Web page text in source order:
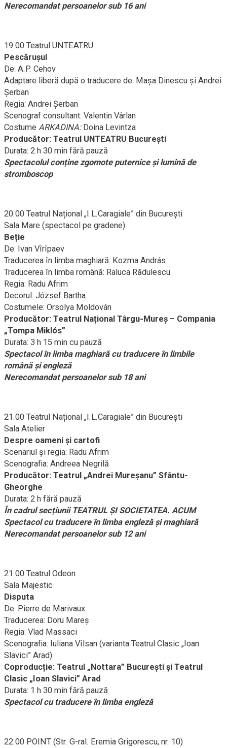
Nerecomandat persoanelor sub 16 ani
19.00 Teatrul UNTEATRU
Pescărușul
De: A.P. Cehov
Adaptare liberă după o traducere de: Mașa Dinescu și Andrei
Șerban
Regia: Andrei Șerban
Scenograf consultant: Valentin Vârlan
Costume ARKADINA:Doina Levintza
Producător: Teatrul UNTEATRU București
Durata: 2 h 30 min fără pauză
Spectacolul conține zgomote puternice și lumină de
stromboscop
20.00 Teatrul Național „I.L.Caragiale” din București
Sala Mare (spectacol pe gradene)
Beție
De: Ivan Vîrîpaev
Traducerea în limba maghiară: Kozma András
Traducerea în limba română: Raluca Rădulescu
Regia: Radu Afrim
Decorul: József Bartha
Costumele: Orsolya Moldován
Producător: Teatrul Național Târgu-Mureș – Compania
„Tompa Miklós”
Durata: 3 h 15 min cu pauză
Spectacol în limba maghiară cu traducere în limbile
română și engleză
Nerecomandat persoanelor sub 18 ani
21.00 Teatrul Național „I.L.Caragiale” din București
Sala Atelier
Despre oameni și cartofi
Scenariul și regia: Radu Afrim
Scenografia: Andreea Negrilă
Producător: Teatrul „Andrei Mureșanu” Sfântu-
Gheorghe
Durata: 2 h fără pauză
În cadrul secțiunii TEATRUL ŞI SOCIETATEA. ACUM
Spectacol cu traducere în limba engleză și maghiară
Nerecomandat persoanelor sub 12 ani
21.00 Teatrul Odeon
Sala Majestic
Disputa
De: Pierre de Marivaux
Traducerea: Doru Mareș
Regia: Vlad Massaci
Scenografia: Iuliana Vîlsan (varianta Teatrul Clasic „Ioan
Slavici” Arad)
Coproducție: Teatrul „Nottara” București și Teatrul
Clasic „Ioan Slavici” Arad
Durata: 1 h 30 min fără pauză
Spectacol cu traducere în limba engleză
22.00 POINT (Str. G-ral. Eremia Grigorescu, nr. 10)